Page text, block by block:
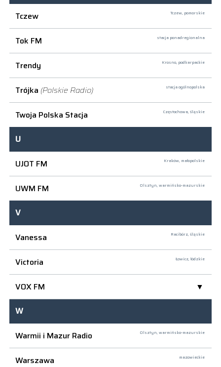
Tczew
Tczew, pomorskie
Tok FM stacja ponadregionalna
Trendy Krosno, podkarpackie
Trójka (Polskie Radio) stacja ogólnopolska
Twoja Polska Stacja Częstochowa, śląskie
U
UJOT FM
Kraków, małopolskie
UWM FM Olsztyn, warmińsko-mazurskie
V
Vanessa
Racibórz, śląskie
Victoria Łowicz, łódzkie
VOX FM
W
Warmii i Mazur Radio
Olsztyn, warmińsko-mazurskie
Warszawa mazowieckie